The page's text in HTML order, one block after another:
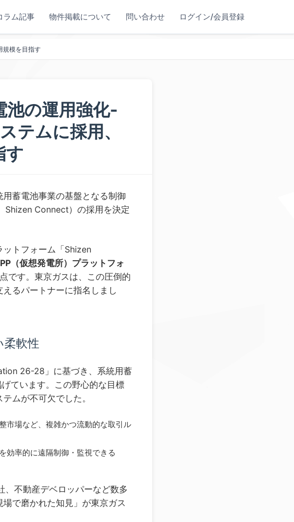
ラム記事 物件掲載について 問い合わせ ログイン/会員登録
模を目指す
池の運用強化-
テムに採用、
す
蓄電池事業の基盤となる制御
Shizen Connect）の採用を決定
トフォーム「Shizen
（仮想発電所）プラットフォ
です。東京ガスは、この圧倒的
るパートナーに指名しまし
柔軟性
26-28」に基づき、系統用蓄
ています。この野心的な目標
ムが不可欠でした。
市場など、複雑かつ流動的な取引ル
効率的に遠隔制御・監視できる
不動産デベロッパーなど数多
で磨かれた知見」が東京ガス